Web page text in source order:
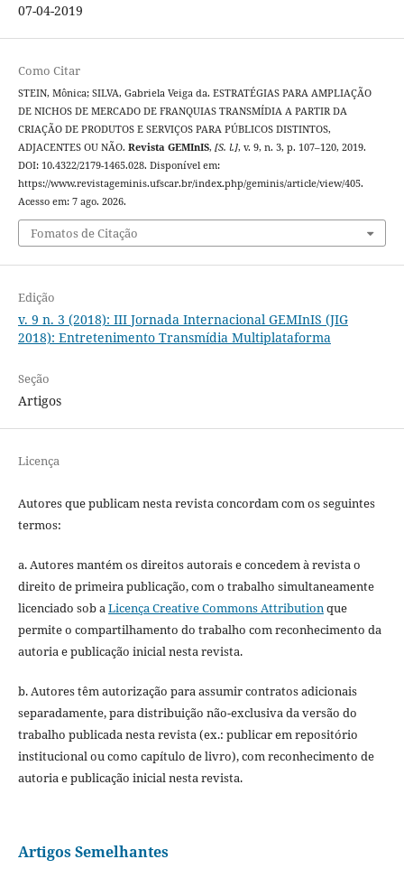
07-04-2019
Como Citar
STEIN, Mônica; SILVA, Gabriela Veiga da. ESTRATÉGIAS PARA AMPLIAÇÃO
DE NICHOS DE MERCADO DE FRANQUIAS TRANSMÍDIA A PARTIR DA
CRIAÇÃO DE PRODUTOS E SERVIÇOS PARA PÚBLICOS DISTINTOS,
ADJACENTES OU NÃO. Revista GEMInIS, [S. l.], v. 9, n. 3, p. 107–120, 2019.
DOI: 10.4322/2179-1465.028. Disponível em:
https://www.revistageminis.ufscar.br/index.php/geminis/article/view/405.
Acesso em: 7 ago. 2026.
Fomatos de Citação
Edição
v. 9 n. 3 (2018): III Jornada Internacional GEMInIS (JIG
2018): Entretenimento Transmídia Multiplataforma
Seção
Artigos
Licença
Autores que publicam nesta revista concordam com os seguintes
termos:
a. Autores mantém os direitos autorais e concedem à revista o
direito de primeira publicação, com o trabalho simultaneamente
licenciado sob aLicença Creative Commons Attributionque
permite o compartilhamento do trabalho com reconhecimento da
autoria e publicação inicial nesta revista.
b. Autores têm autorização para assumir contratos adicionais
separadamente, para distribuição não-exclusiva da versão do
trabalho publicada nesta revista (ex.: publicar em repositório
institucional ou como capítulo de livro), com reconhecimento de
autoria e publicação inicial nesta revista.
Artigos Semelhantes